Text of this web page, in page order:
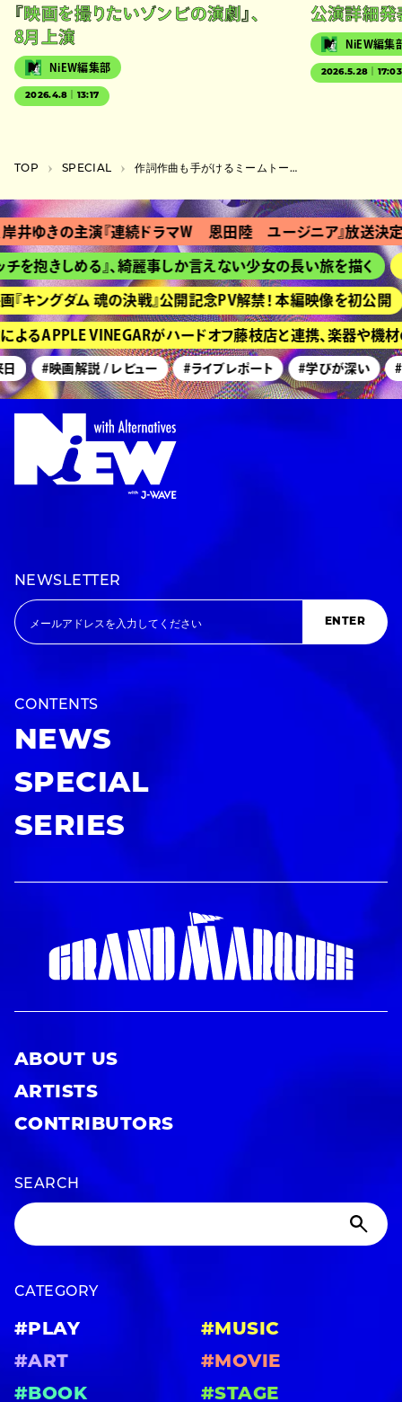
『映画を撮りたいゾンビの演劇』、
8月上演
NiEW編集部
2026.4.8｜13:17
公演詳細発
NiEW編集
2026.5.28｜17:03
TOP SPECIAL 作詞作曲も手がけるミームトーキョー・NENEの夢は世界規模
きの主演『連続ドラマＷ 恩田陸 ユージニア』放送決定
きしめる』、綺麗事しか言えない少女の長い旅を描く
ングダム 魂の決戦』公開記念PV解禁！ 本編映像を初公開
APPLE VINEGARがハードオフ藤枝店と連携、楽器や機材の
#映画解説 / レビュー #ライブレポート #学びが深い #美
NEWSLETTER
ENTER
CONTENTS
NEWS
SPECIAL
SERIES
ABOUT US
ARTISTS
CONTRIBUTORS
SEARCH
CATEGORY
#PLAY
#MUSIC
#ART
#MOVIE
#BOOK
#STAGE